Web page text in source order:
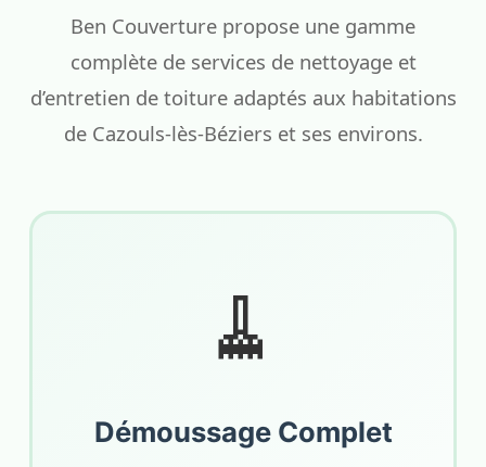
Ben Couverture propose une gamme
complète de services de nettoyage et
d’entretien de toiture adaptés aux habitations
de Cazouls-lès-Béziers et ses environs.
🧹
Démoussage Complet